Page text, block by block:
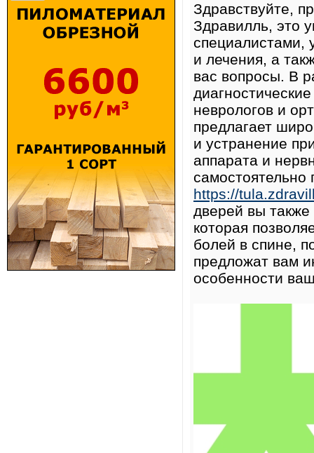
Здравствуйте,
Здравилль, это
специалистами,
и лечения, а
вас вопросы. В
неврологов и
предлагает
и устранение
аппарата и
самостоятельно
https://
дверей вы также
которая
болей в спине,
предложат вам
особенности